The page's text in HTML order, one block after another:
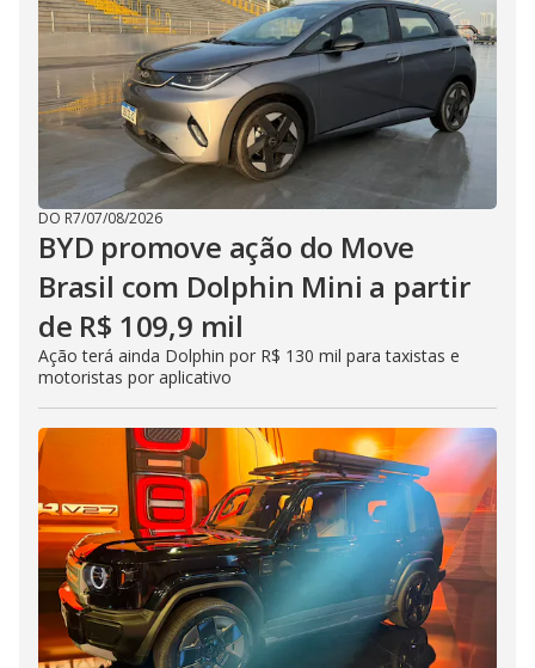
DO R7/07/08/2026
BYD promove ação do Move
Brasil com Dolphin Mini a partir
de R$ 109,9 mil
Ação terá ainda Dolphin por R$ 130 mil para taxistas e
motoristas por aplicativo